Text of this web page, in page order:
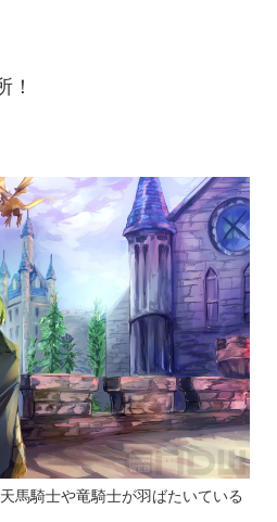
！
馬騎士や竜騎士が羽ばたいている